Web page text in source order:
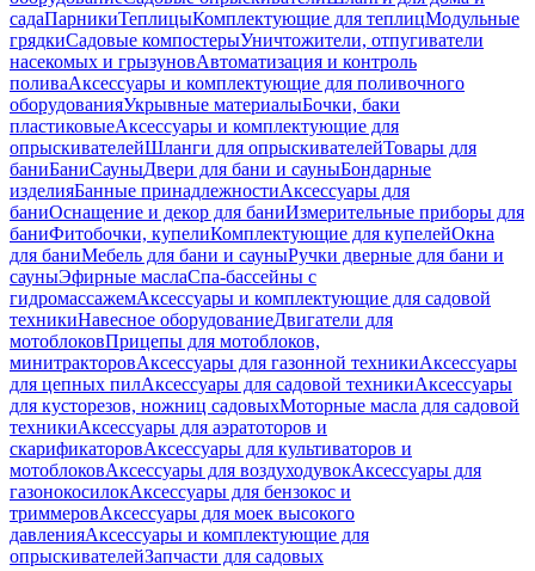
садаПарникиТеплицыКомплектующие для теплицМодульные
грядкиСадовые компостерыУничтожители, отпугиватели
насекомых и грызуновАвтоматизация и контроль
поливаАксессуары и комплектующие для поливочного
оборудованияУкрывные материалыБочки, баки
пластиковыеАксессуары и комплектующие для
опрыскивателейШланги для опрыскивателейТовары для
баниБаниСауныДвери для бани и сауныБондарные
изделияБанные принадлежностиАксессуары для
баниОснащение и декор для баниИзмерительные приборы для
баниФитобочки, купелиКомплектующие для купелейОкна
для баниМебель для бани и сауныРучки дверные для бани и
сауныЭфирные маслаСпа-бассейны с
гидромассажемАксессуары и комплектующие для садовой
техникиНавесное оборудованиеДвигатели для
мотоблоковПрицепы для мотоблоков,
минитракторовАксессуары для газонной техникиАксессуары
для цепных пилАксессуары для садовой техникиАксессуары
для кусторезов, ножниц садовыхМоторные масла для садовой
техникиАксессуары для аэратоторов и
скарификаторовАксессуары для культиваторов и
мотоблоковАксессуары для воздуходувокАксессуары для
газонокосилокАксессуары для бензокос и
триммеровАксессуары для моек высокого
давленияАксессуары и комплектующие для
опрыскивателейЗапчасти для садовых